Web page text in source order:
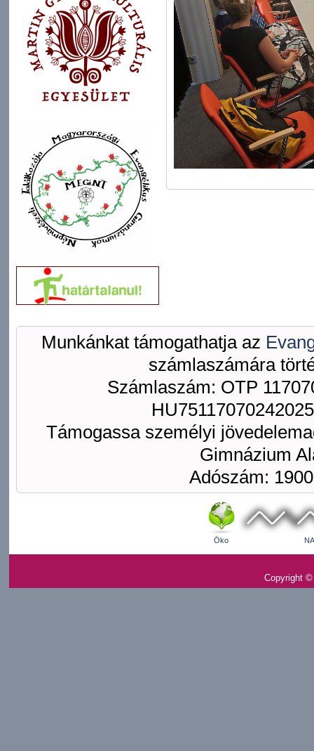
Munkánkat támogathatja az
számlaszámára
Számlaszám: OTP
Támogassa személyi
Gimnázium
Adószám:
Öko
Copyright